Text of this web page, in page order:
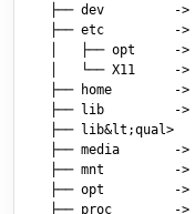
├── dev         ->
├── etc         ->
│   ├── opt     ->
│   └── X11     ->
├── home        ->
├── lib         ->
├── lib&lt;qual>
├── media       ->
├── mnt         ->
├── opt         ->
├── proc        ->